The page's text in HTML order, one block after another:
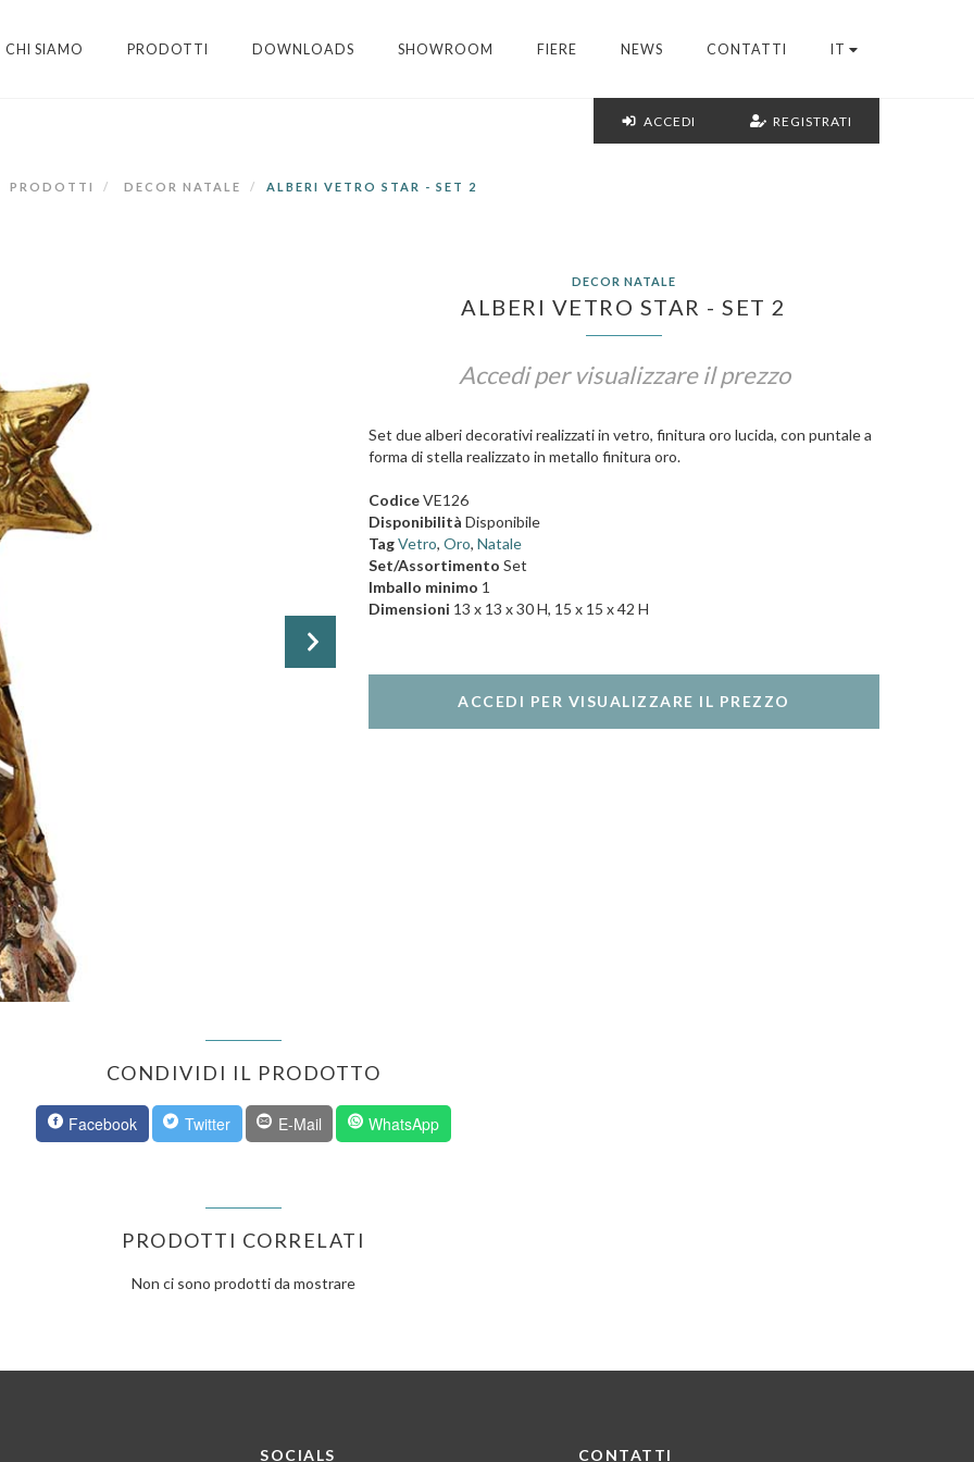
CHI SIAMO PRODOTTI DOWNLOADS SHOWROOM FIERE NEWS CONTATTI IT
ACCEDI REGISTRATI
PRODOTTI DECOR NATALE ALBERI VETRO STAR - SET 2

DECOR NATALE
ALBERI VETRO STAR - SET 2
Accedi per visualizzare il prezzo
Set due alberi decorativi realizzati in vetro, finitura oro lucida, con puntale a
forma di stella realizzato in metallo finitura oro.
CodiceVE126
Disponibilità Disponibile
TagVetro, Oro, Natale
Set/Assortimento Set
Imballo minimo 1
Dimensioni 13 x 13 x 30 H, 15 x 15 x 42 H
ACCEDI PER VISUALIZZARE IL PREZZO
CONDIVIDI IL PRODOTTO
Facebook Twitter E-Mail WhatsApp
PRODOTTI CORRELATI
Non ci sono prodotti da mostrare
SOCIALS CONTATTI